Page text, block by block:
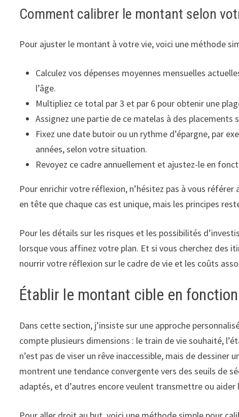
Comment calibrer le montant selon
Pour ajuster le montant à votre vie, voici une méthode
Calculez vos dépenses moyennes mensuelles
l’âge.
Multipliez ce total par 3 et par 6 pour obtenir une
Assignez une partie de ce matelas à des placements
Fixez une date butoir ou un rythme d’épargne, par
années, selon votre situation.
Revoyez ce cadre annuellement et ajustez-le en
Pour enrichir votre réflexion, n’hésitez pas à vous
en tête que chaque cas est unique, mais les principes
Pour les détails sur les risques et les possibilités
lorsque vous affinez votre plan. Et si vous cherchez des
nourrir votre réflexion sur le cadre de vie et les coûts
Établir le montant cible en
Dans cette section, j’insiste sur une approche
compte plusieurs dimensions : le train de vie souhaité,
n’est pas de viser un rêve inaccessible, mais de dessiner
montrent une tendance convergente vers des seuils de
adaptés, et d’autres encore veulent transmettre ou